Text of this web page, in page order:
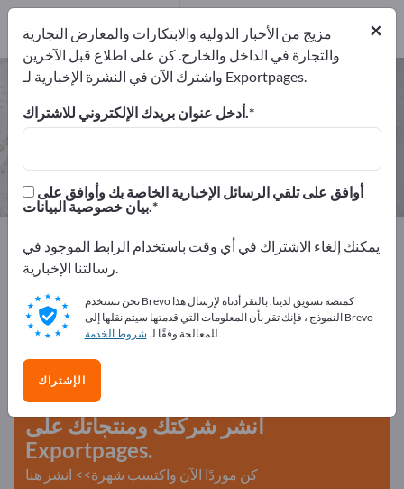
شفرات الحلاقة – اعثر على الشركات
المصنعة والموردين
1
1
Exportpages
المواد الصناعية والمواد المعدنية
المواد الاستهلاكية التجارية
الاحتياج لمصفف الشعر
أعلن مجانًا على Exportpages!
الاحتياجات – العروض – السلع المستعملة – جهات الاتصال
التجارية >> ابدأ من هنا
انشر شركتك ومنتجاتك على
Exportpages.
كن موردًا الآن واكتسب شهرة>> انشر هنا
×
مزيج من الأخبار الدولية والابتكارات والمعارض التجارية
والتجارة في الداخل والخارج. كن على اطلاع قبل الآخرين
واشترك الآن في النشرة الإخبارية لـ Exportpages.
أدخل عنوان بريدك الإلكتروني للاشتراك.
بيان خصوصية البيانات.
يمكنك إلغاء الاشتراك في أي وقت باستخدام الرابط الموجود في
رسالتنا الإخبارية.
نحن نستخدم Brevo كمنصة تسويق لدينا. بالنقر أدناه لإرسال هذا
النموذج ، فإنك تقر بأن المعلومات التي قدمتها سيتم نقلها إلى Brevo
للمعالجة وفقًا لـشروط الخدمة .
الإشتراك